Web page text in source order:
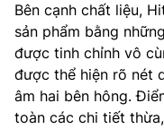
Bên cạnh chất liệu,
sản phẩm bằng
được tinh chỉnh vô
được thể hiện rõ nét
âm hai bên hông.
toàn các chi tiết